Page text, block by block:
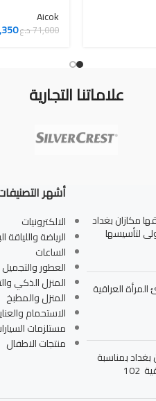
Aicok
71,000د.ع
علاماتنا التجارية
مكازان بغداد
لتأسيسها
العراقية
بغداد بمناسبة
أشهر
الالكترونيات
الرياضة واللياقة
الساعات
العطور والتجميل
المنزل الذكي
المنزل والمطبخ
الاستحمام
مستلزمات
منتجات الاطفال